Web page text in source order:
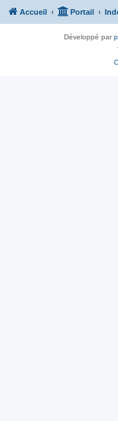
Accueil Portail
Développé par